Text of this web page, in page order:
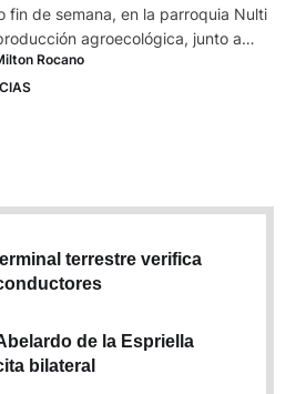
fin de semana, en la parroquia Nulti
agroecológica, junto a
de Perú, Colombia y Argentina. En
fundación niño a niño y ReAct. El
Rocano
terrestre verifica
de la Espriella
bilateral